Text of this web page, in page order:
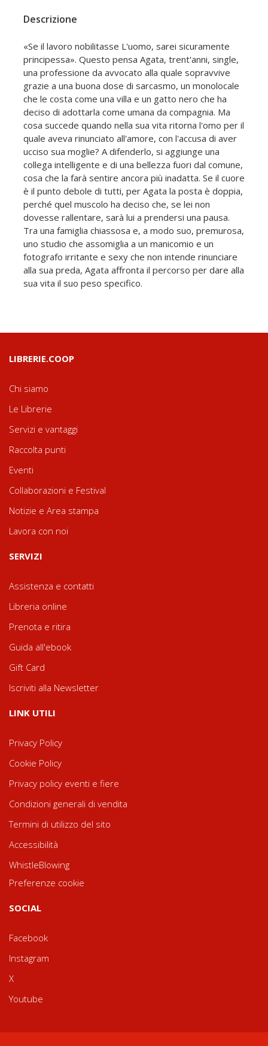
Descrizione
«Se il lavoro nobilitasse L'uomo, sarei sicuramente
principessa». Questo pensa Agata, trent'anni, single,
una professione da avvocato alla quale sopravvive
grazie a una buona dose di sarcasmo, un monolocale
che le costa come una villa e un gatto nero che ha
deciso di adottarla come umana da compagnia. Ma
cosa succede quando nella sua vita ritorna l'omo per il
quale aveva rinunciato all'amore, con l'accusa di aver
ucciso sua moglie? A difenderlo, si aggiunge una
collega intelligente e di una bellezza fuori dal comune,
cosa che la farà sentire ancora più inadatta. Se il cuore
è il punto debole di tutti, per Agata la posta è doppia,
perché quel muscolo ha deciso che, se lei non
dovesse rallentare, sarà lui a prendersi una pausa.
Tra una famiglia chiassosa e, a modo suo, premurosa,
uno studio che assomiglia a un manicomio e un
fotografo irritante e sexy che non intende rinunciare
alla sua preda, Agata affronta il percorso per dare alla
sua vita il suo peso specifico.
LIBRERIE.COOP
Chi siamo
Le Librerie
Servizi e vantaggi
Raccolta punti
Eventi
Collaborazioni e Festival
Notizie e Area stampa
Lavora con noi
SERVIZI
Assistenza e contatti
Libreria online
Prenota e ritira
Guida all'ebook
Gift Card
Iscriviti alla Newsletter
LINK UTILI
Privacy Policy
Cookie Policy
Privacy policy eventi e fiere
Condizioni generali di vendita
Termini di utilizzo del sito
Accessibilità
WhistleBlowing
Preferenze cookie
SOCIAL
Facebook
Instagram
X
Youtube